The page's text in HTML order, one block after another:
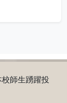
師生踴躍投